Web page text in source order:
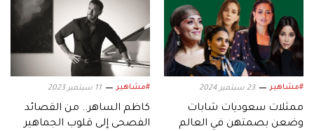
مسلسل «السيرك»
#مشاهير 23 سبتمبر 2024
ممثلات سعوديات شابات
وضعن بصمتهن في العالم
#مشاهير 11 سبتمبر 2023
كاظم الساهر.. من القصائد
الفصحى إلى قلوب الجماهير